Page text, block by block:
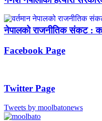
नेपालको राजनीतिक संकट :
Facebook Page
Twitter Page
Tweets by moolbatonews